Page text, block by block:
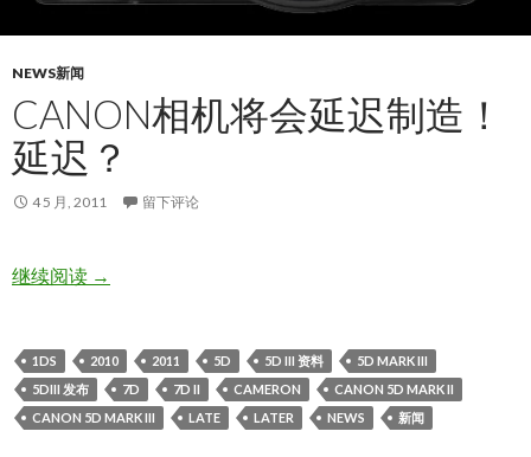
NEWS新闻
CANON相机将会延迟制造！
延迟？
4 5 月, 2011 留下评论
继续阅读Canon相机将会延迟制造！延迟？
→
1DS 2010 2011 5D 5D III 资料
5D MARK III
5DIII 发布
7D 7D II CAMERON
CANON 5D MARK II
CANON 5D MARK III
LATE LATER NEWS 新闻